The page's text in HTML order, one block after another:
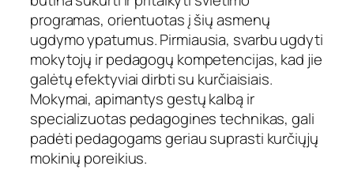
programas, orientuotas į šių asmenų
ugdymo ypatumus. Pirmiausia, svarbu ugdyti
mokytojų ir pedagogų kompetencijas, kad jie
galėtų efektyviai dirbti su kurčiaisiais.
Mokymai, apimantys gestų kalbą ir
specializuotas pedagogines technikas, gali
padėti pedagogams geriau suprasti kurčiųjų
mokinių poreikius.